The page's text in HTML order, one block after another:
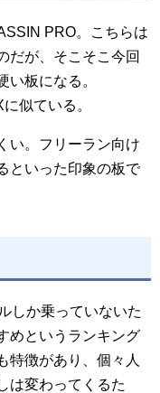
PRO。こちらは
だが、そこそこ今回
板になる。
似ている。
い。フリーラン向け
といった印象の板で
しか乗っていないた
めというランキング
特徴があり、個々人
は変わってくるた